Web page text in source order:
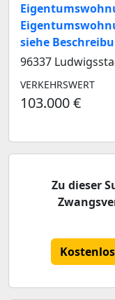
siehe
96337
VERKEHRSWERT
103.000 €
Zu dieser